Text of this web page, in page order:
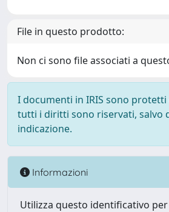
File in questo prodotto:
Non ci sono file associati a
I documenti in IRIS sono
tutti i diritti sono riservati, salvo
indicazione.
Informazioni
Utilizza questo identificativo